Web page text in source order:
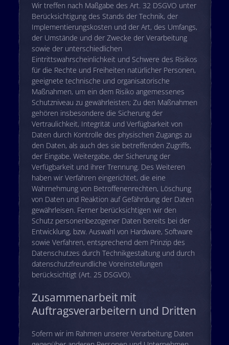
Wir treffen nach Maßgabe des Art. 32 DSGVO unter
Berücksichtigung des Stands der Technik, der
Implementierungskosten und der Art, des Umfangs,
der Umstände und der Zwecke der Verarbeitung
sowie der unterschiedlichen
Eintrittswahrscheinlichkeit und Schwere des Risikos
für die Rechte und Freiheiten natürlicher Personen,
geeignete technische und organisatorische
Maßnahmen, um ein dem Risiko angemessenes
Schutzniveau zu gewährleisten; Zu den Maßnahmen
gehören insbesondere die Sicherung der
Vertraulichkeit, Integrität und Verfügbarkeit von
Daten durch Kontrolle des physischen Zugangs zu
den Daten, als auch des sie betreffenden Zugriffs,
der Eingabe, Weitergabe, der Sicherung der
Verfügbarkeit und ihrer Trennung. Des Weiteren
haben wir Verfahren eingerichtet, die eine
Wahrnehmung von Betroffenenrechten, Löschung
von Daten und Reaktion auf Gefährdung der Daten
gewährleisen. Ferner berücksichtigen wir den
Schutz personenbezogener Daten bereits bei der
Entwicklung, bzw. Auswahl von Hardware, Software
sowie Verfahren, entsprechend dem Prinzip des
Datenschutzes durch Technikgestaltung und durch
datenschutzfreundliche Voreinstellungen
berücksichtigt (Art. 25 DSGVO).
Zusammenarbeit mit
Auftragsverarbeitern und Dritten
Sofern wir im Rahmen unserer Verarbeitung Daten